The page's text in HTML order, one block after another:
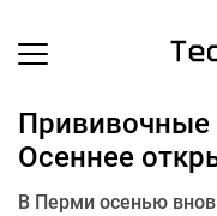
Осеннее
В Перми осенью